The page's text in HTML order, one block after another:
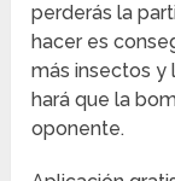
perderás la
hacer es
más insectos y
hará que la
oponente.